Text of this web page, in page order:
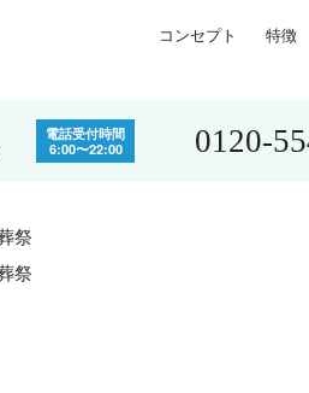
コンセプト 特徴
電話受付時間
6:00〜22:00
0120-